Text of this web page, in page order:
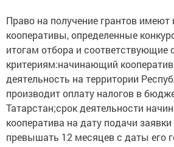
Право на получение грантов
кооперативы, определенные
итогам отбора и
критериям:начинающий
деятельность на территории
производит оплату налогов в
Татарстан;срок деятельности
кооператива на дату подачи
превышать 12 месяцев с даты его